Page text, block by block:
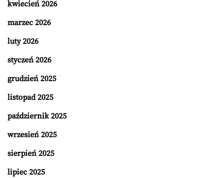
kwiecień 2026
marzec 2026
luty 2026
styczeń 2026
grudzień 2025
listopad 2025
październik 2025
wrzesień 2025
sierpień 2025
lipiec 2025